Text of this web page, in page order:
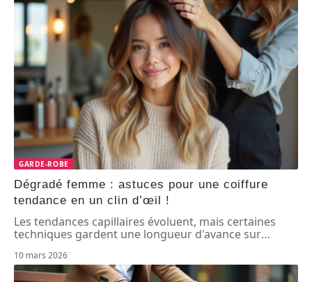
GARDE-ROBE
Dégradé femme : astuces pour une coiffure
tendance en un clin d’œil !
Les tendances capillaires évoluent, mais certaines
techniques gardent une longueur d'avance sur…
10 mars 2026